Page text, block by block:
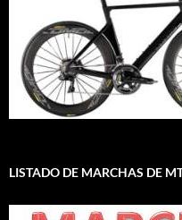
LISTADO DE MARCHAS DE